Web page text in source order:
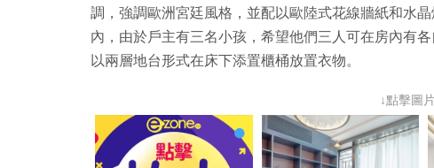
調，強調歐洲宮廷風格，並配以歐陸式花線牆紙和水
內，由於戶主有三名小孩，希望他們三人可在房內有
以兩層地台形式在床下添置櫃桶放置衣物。
↓點擊圖